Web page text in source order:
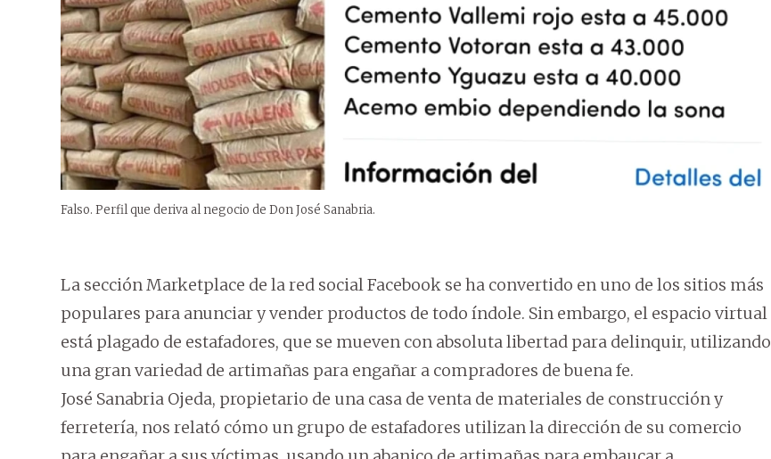
Falso. Perfil que deriva al negocio de Don José Sanabria.
La sección Marketplace de la red social Facebook se ha convertido en uno de los sitios más
populares para anunciar y vender productos de todo índole. Sin embargo, el espacio virtual
está plagado de estafadores, que se mueven con absoluta libertad para delinquir, utilizando
una gran variedad de artimañas para engañar a compradores de buena fe.
José Sanabria Ojeda, propietario de una casa de venta de materiales de construcción y
ferretería, nos relató cómo un grupo de estafadores utilizan la dirección de su comercio